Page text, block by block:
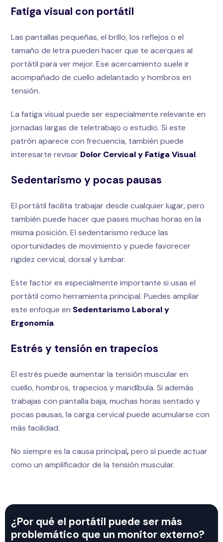
Fatiga visual con portátil
Las pantallas pequeñas, el brillo, los reflejos o el
tamaño de letra pueden hacer que te acerques al
portátil para ver mejor. Ese acercamiento suele ir
acompañado de cuello adelantado y hombros en
tensión.
La fatiga visual puede ser especialmente relevante en
jornadas largas de teletrabajo o estudio. Si este
patrón aparece con frecuencia, también puede
interesarte revisar Dolor Cervical y Fatiga Visual.
Sedentarismo y pocas pausas
El portátil facilita trabajar desde cualquier lugar, pero
también puede hacer que pases muchas horas en la
misma posición. El sedentarismo reduce las
oportunidades de movimiento y puede favorecer
rigidez cervical, dorsal y lumbar.
Este factor es especialmente importante si usas el
portátil como herramienta principal. Puedes ampliar
este enfoque en Sedentarismo Laboral y
Ergonomía.
Estrés y tensión en trapecios
El estrés puede aumentar la tensión muscular en
cuello, hombros, trapecios y mandíbula. Si además
trabajas con pantalla baja, muchas horas sentado y
pocas pausas, la carga cervical puede acumularse con
más facilidad.
No siempre es la causa principal, pero sí puede actuar
como un amplificador de la tensión muscular.
¿Por qué el portátil puede ser más
problemático que un monitor externo?